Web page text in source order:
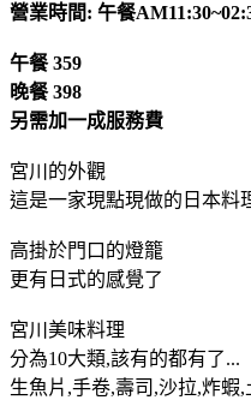
營業時間: 午餐
午餐 359
晚餐 398
另需加一成服務費
宮川的外觀
這是一家現點現做的日本料
高掛於門口的燈籠
更有日式的感覺了
宮川美味料理
分為10大類,該有的都有了...
生魚片,手卷,壽司,沙拉,炸蝦,